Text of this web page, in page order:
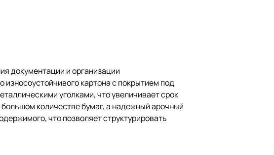
документации и организации
картона с покрытием под
уголками, что увеличивает срок
количестве бумаг, а надежный арочный
что позволяет структурировать